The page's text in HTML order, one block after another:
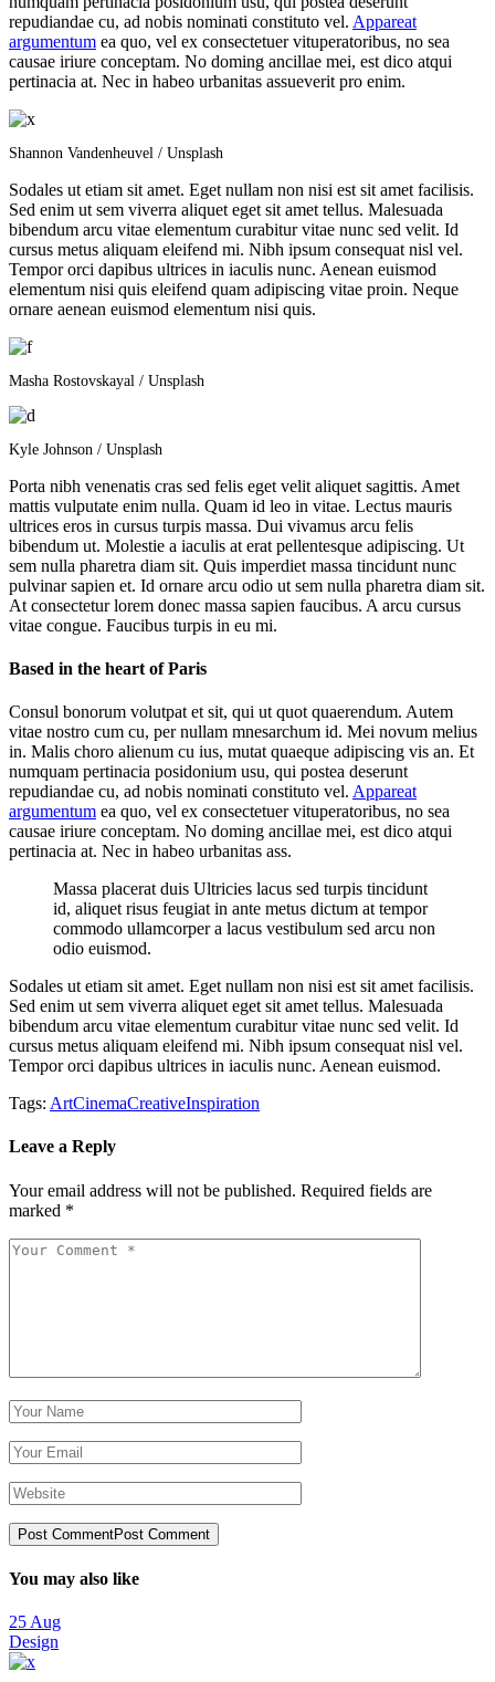
repudiandae cu, ad nobis nominati constituto vel. Appareat
argumentum ea quo, vel ex consectetuer vituperatoribus, no sea
causae iriure conceptam. No doming ancillae mei, est dico atqui
pertinacia at. Nec in habeo urbanitas assueverit pro enim.
Shannon Vandenheuvel / Unsplash
Sodales ut etiam sit amet. Eget nullam non nisi est sit amet facilisis.
Sed enim ut sem viverra aliquet eget sit amet tellus. Malesuada
bibendum arcu vitae elementum curabitur vitae nunc sed velit. Id
cursus metus aliquam eleifend mi. Nibh ipsum consequat nisl vel.
Tempor orci dapibus ultrices in iaculis nunc. Aenean euismod
elementum nisi quis eleifend quam adipiscing vitae proin. Neque
ornare aenean euismod elementum nisi quis.
Masha Rostovskayal / Unsplash
Kyle Johnson / Unsplash
Porta nibh venenatis cras sed felis eget velit aliquet sagittis. Amet
mattis vulputate enim nulla. Quam id leo in vitae. Lectus mauris
ultrices eros in cursus turpis massa. Dui vivamus arcu felis
bibendum ut. Molestie a iaculis at erat pellentesque adipiscing. Ut
sem nulla pharetra diam sit. Quis imperdiet massa tincidunt nunc
pulvinar sapien et. Id ornare arcu odio ut sem nulla pharetra diam sit.
At consectetur lorem donec massa sapien faucibus. A arcu cursus
vitae congue. Faucibus turpis in eu mi.
Based in the heart of Paris
Consul bonorum volutpat et sit, qui ut quot quaerendum. Autem
vitae nostro cum cu, per nullam mnesarchum id. Mei novum melius
in. Malis choro alienum cu ius, mutat quaeque adipiscing vis an. Et
numquam pertinacia posidonium usu, qui postea deserunt
repudiandae cu, ad nobis nominati constituto vel. Appareat
argumentum ea quo, vel ex consectetuer vituperatoribus, no sea
causae iriure conceptam. No doming ancillae mei, est dico atqui
pertinacia at. Nec in habeo urbanitas ass.
Massa placerat duis Ultricies lacus sed turpis tincidunt
id, aliquet risus feugiat in ante metus dictum at tempor
commodo ullamcorper a lacus vestibulum sed arcu non
odio euismod.
Sodales ut etiam sit amet. Eget nullam non nisi est sit amet facilisis.
Sed enim ut sem viverra aliquet eget sit amet tellus. Malesuada
bibendum arcu vitae elementum curabitur vitae nunc sed velit. Id
cursus metus aliquam eleifend mi. Nibh ipsum consequat nisl vel.
Tempor orci dapibus ultrices in iaculis nunc. Aenean euismod.
Tags: ArtCinemaCreativeInspiration
Leave a Reply
Your email address will not be published. Required fields are
marked *
Post CommentPost Comment
You may also like
25 Aug
Design